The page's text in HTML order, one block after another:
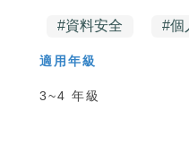
#資料安全 #個
適用年級
3~4 年級